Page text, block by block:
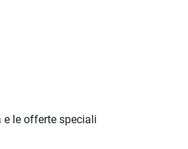
e le offerte speciali